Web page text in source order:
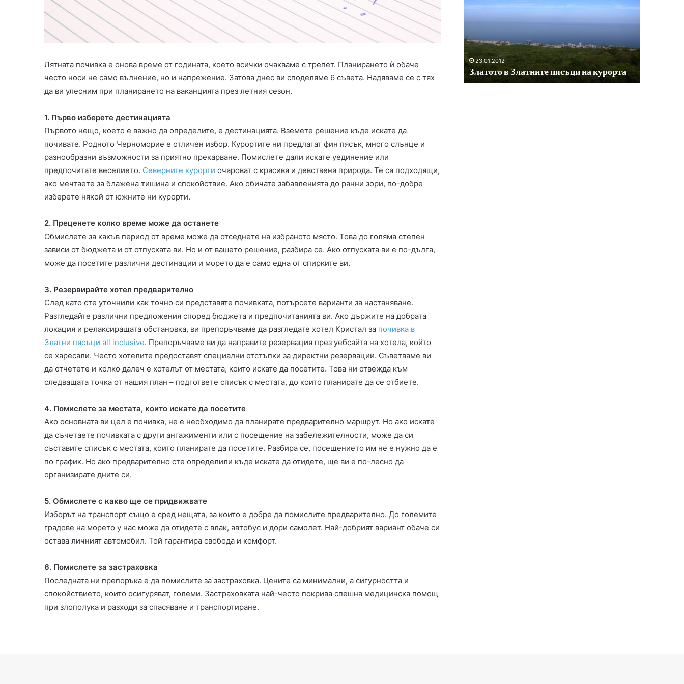
Лятната почивка е онова време от годината, което всички очакваме с трепет. Планирането ѝ обаче
често носи не само вълнение, но и напрежение. Затова днес ви споделяме 6 съвета. Надяваме се с тях
да ви улесним при планирането на ваканцията през летния сезон.
1. Първо изберете дестинацията
Първото нещо, което е важно да определите, е дестинацията. Вземете решение къде искате да
почивате. Родното Черноморие е отличен избор. Курортите ни предлагат фин пясък, много слънце и
разнообразни възможности за приятно прекарване. Помислете дали искате уединение или
предпочитате веселието. Северните курорти очароват с красива и девствена природа. Те са подходящи,
ако мечтаете за блажена тишина и спокойствие. Ако обичате забавленията до ранни зори, по-добре
изберете някой от южните ни курорти.
2. Преценете колко време може да останете
Обмислете за какъв период от време може да отседнете на избраното място. Това до голяма степен
зависи от бюджета и от отпуската ви. Но и от вашето решение, разбира се. Ако отпуската ви е по-дълга,
може да посетите различни дестинации и морето да е само една от спирките ви.
3. Резервирайте хотел предварително
След като сте уточнили как точно си представяте почивката, потърсете варианти за настаняване.
Разгледайте различни предложения според бюджета и предпочитанията ви. Ако държите на добрата
локация и релаксиращата обстановка, ви препоръчваме да разгледате хотел Кристал за почивка в
Златни пясъци all inclusive. Препоръчваме ви да направите резервация през уебсайта на хотела, който
се харесали. Често хотелите предоставят специални отстъпки за директни резервации. Съветваме ви
да отчетете и колко далеч е хотелът от местата, които искате да посетите. Това ни отвежда към
следващата точка от нашия план – подгответе списък с местата, до които планирате да се отбиете.
4. Помислете за местата, които искате да посетите
Ако основната ви цел е почивка, не е необходимо да планирате предварително маршрут. Но ако искате
да съчетаете почивката с други ангажименти или с посещение на забележителности, може да си
съставите списък с местата, които планирате да посетите. Разбира се, посещението им не е нужно да е
по график. Но ако предварително сте определили къде искате да отидете, ще ви е по-лесно да
организирате дните си.
5. Обмислете с какво ще се придвижвате
Изборът на транспорт също е сред нещата, за които е добре да помислите предварително. До големите
градове на морето у нас може да отидете с влак, автобус и дори самолет. Най-добрият вариант обаче си
остава личният автомобил. Той гарантира свобода и комфорт.
6. Помислете за застраховка
Последната ни препоръка е да помислите за застраховка. Цените са минимални, а сигурността и
спокойствието, които осигуряват, големи. Застраховката най-често покрива спешна медицинска помощ
при злополука и разходи за спасяване и транспортиране.
Златни
Пясъци
Пясъци
апартаменти
комплекс
Галерия
апартаменти от комплекс Галерия
пясъци
на
курорта
23.01.2012
Златото в Златните пясъци на курорта
дворец
09.01.2016
Царски град, царски дворец
Търново